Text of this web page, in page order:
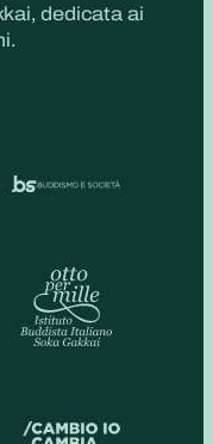
dedicata ai